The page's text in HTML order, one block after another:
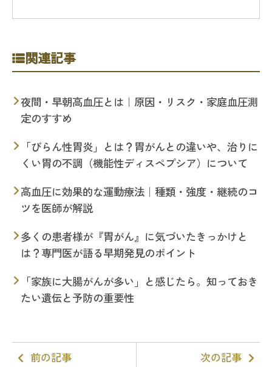
関連記事
夜間・早朝高血圧とは｜原因・リスク・家庭血圧測
定のすすめ
「びらん性胃炎」とは？胃がんとの違いや、治りに
くい胃の不調（機能性ディスペプシア）について
高血圧に効果的な運動療法｜種類・強度・継続のコ
ツを医師が解説
多くの患者様が『胃がん』に気づいたきっかけと
は？専門医が語る早期発見のポイント
「家族に大腸がんが多い」と感じたら。知っておき
たい遺伝と予防の重要性
前の記事 次の記事